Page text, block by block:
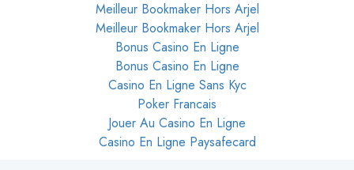
Meilleur Bookmaker Hors Arjel
Meilleur Bookmaker Hors Arjel
Bonus Casino En Ligne
Bonus Casino En Ligne
Casino En Ligne Sans Kyc
Poker Francais
Jouer Au Casino En Ligne
Casino En Ligne Paysafecard